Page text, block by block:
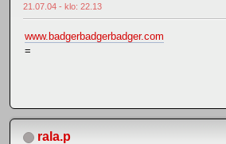
21.07.04 - klo: 22.13
www.badgerbadgerbadger.com
=
rala.p